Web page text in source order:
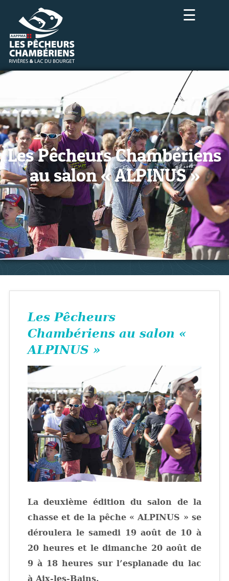
☰
Les Pêcheurs Chambériens
au salon « ALPINUS »
Les Pêcheurs
Chambériens au salon «
ALPINUS »
La deuxième édition du salon de la
chasse et de la pêche « ALPINUS » se
déroulera le samedi 19 août de 10 à
20 heures et le dimanche 20 août de
9 à 18 heures sur l’esplanade du lac
à Aix-les-Bains.